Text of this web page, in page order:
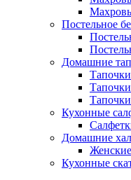
Постельное
Домашние
Кухонные
Домашние
Кухонные